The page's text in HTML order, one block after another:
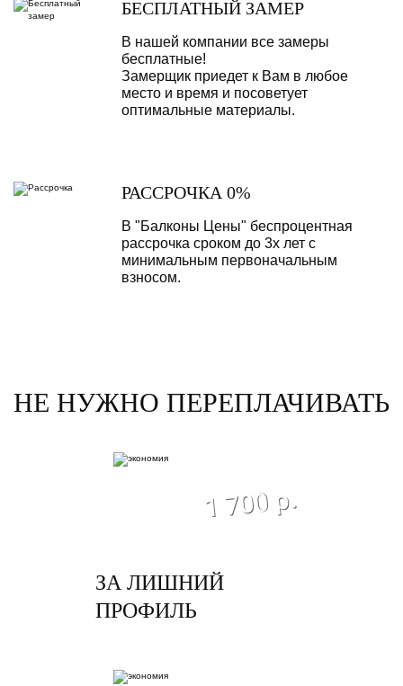
БЕСПЛАТНЫЙ ЗАМЕР
В нашей компании все замеры
бесплатные!
Замерщик приедет к Вам в любое
место и время и посоветует
оптимальные материалы.
РАССРОЧКА 0%
В "Балконы Цены" беспроцентная
рассрочка сроком до 3х лет с
минимальным первоначальным
взносом.
НЕ НУЖНО ПЕРЕПЛАЧИВАТЬ
1 700 р.
ЗА ЛИШНИЙ
ПРОФИЛЬ